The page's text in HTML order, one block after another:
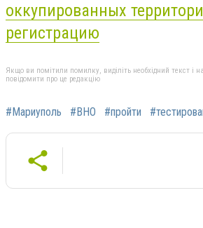
оккупированных
регистрацию
Якщо ви помітили помилку, виділіть необхідний текст і
повідомити про це редакцію
#Мариуполь #ВНО #пройти